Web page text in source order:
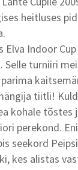
heitluses
Elva Indoor
Selle turniiri
tiitli!
kohale tõstes
perekond.
seekord
kes alistas